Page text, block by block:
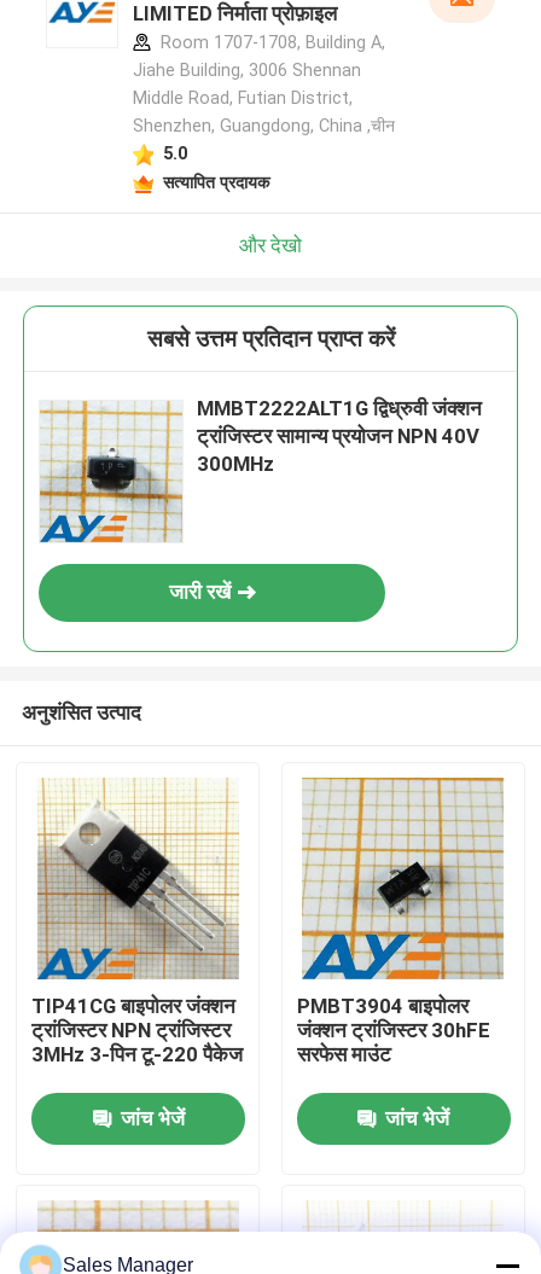
वीडियो
LIMITED निर्माता प्रोफ़ाइल
Room 1707-1708, Building A,
Jiahe Building, 3006 Shennan
Middle Road, Futian District,
Shenzhen, Guangdong, China ,चीन
5.0
सत्यापित प्रदायक
और देखो
सबसे उत्तम प्रतिदान प्राप्त करें
MMBT2222ALT1G द्विध्रुवी जंक्शन
ट्रांजिस्टर सामान्य प्रयोजन NPN 40V
300MHz
जारी रखें
अनुशंसित उत्पाद
TIP41CG बाइपोलर जंक्शन
ट्रांजिस्टर NPN ट्रांजिस्टर
3MHz 3-पिन टू-220 पैकेज
जांच भेजें
PMBT3904 बाइपोलर
जंक्शन ट्रांजिस्टर 30hFE
सरफेस माउंट
जांच भेजें
Sales Manager